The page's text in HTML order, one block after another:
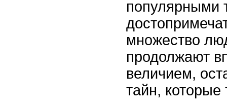
популярными
множество
продолжают
величием,
тайн,